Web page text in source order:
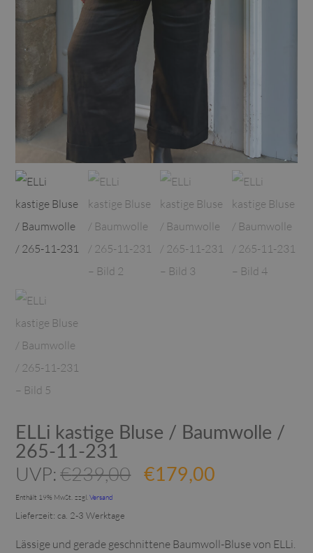
ELLi kastige Bluse / Baumwolle /
265-11-231
UVP:€239,00 Ursprünglicher
€179,00Aktueller
Enthält 19% MwSt. zzgl.Versand
Lieferzeit: ca. 2-3 Werktage
Lässige und gerade geschnittene Baumwoll-Bluse von ELLi.